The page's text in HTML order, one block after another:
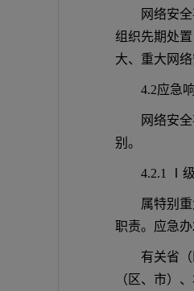
网络安
组织先期处
大、重大网
4.2应急
网络安
别。
4.2.1 Ⅰ
属特别
职责。应急
有关省
（区、市）